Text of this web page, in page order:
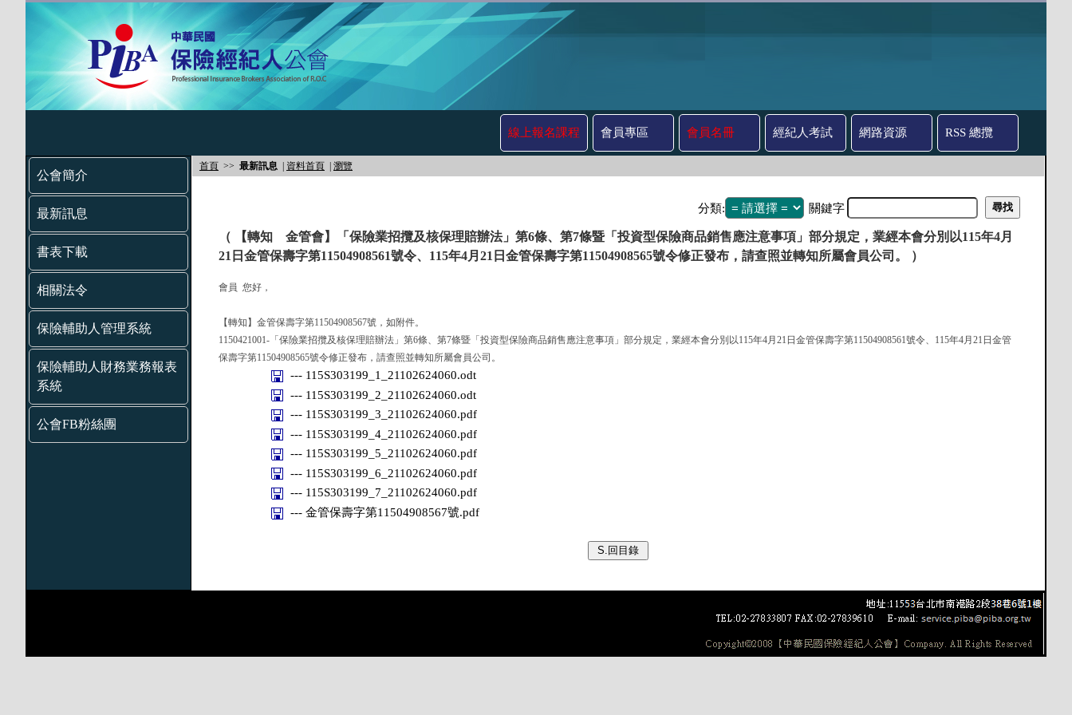
線上報名課程 會員專區 會員名冊 經紀人考試 網路資源 RSS 總攬
公會簡介
最新訊息
書表下載
相關法令
保險輔助人管理系統
保險輔助人財務業務報表
系統
公會FB粉絲團
首頁 >> 最新訊息 資料首頁 瀏覽
分類: 關鍵字
（ 【轉知 金管會】「保險業招攬及核保理賠辦法」第6條、第7條暨「投資型保險商品銷售應注意事項」部分規定，業經本會分別以115年4月
21日金管保壽字第11504908561號令、115年4月21日金管保壽字第11504908565號令修正發布，請查照並轉知所屬會員公司。 ）
會員 您好，
【轉知】金管保壽字第11504908567號，如附件。
1150421001-「保險業招攬及核保理賠辦法」第6條、第7條暨「投資型保險商品銷售應注意事項」部分規定，業經本會分別以115年4月21日金管保壽字第11504908561號令、115年4月21日金管
保壽字第11504908565號令修正發布，請查照並轉知所屬會員公司。
--- 115S303199_1_21102624060.odt
--- 115S303199_2_21102624060.odt
--- 115S303199_3_21102624060.pdf
--- 115S303199_4_21102624060.pdf
--- 115S303199_5_21102624060.pdf
--- 115S303199_6_21102624060.pdf
--- 115S303199_7_21102624060.pdf
--- 金管保壽字第11504908567號.pdf